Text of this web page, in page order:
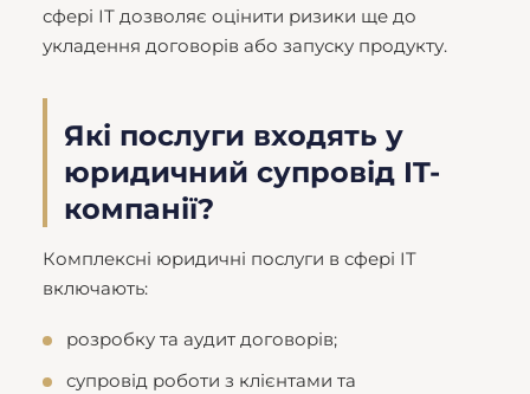
сфері ІТ дозволяє оцінити ризики ще до
укладення договорів або запуску продукту.
Які послуги входять у
юридичний супровід IT-
компанії?
Комплексні юридичні послуги в сфері IT
включають:
розробку та аудит договорів;
супровід роботи з клієнтами та